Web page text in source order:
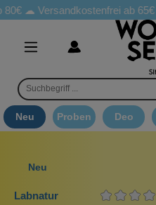
Versandkostenfrei ab 65€☁ Deo
Neu Proben Deo
Neu
Labnatur